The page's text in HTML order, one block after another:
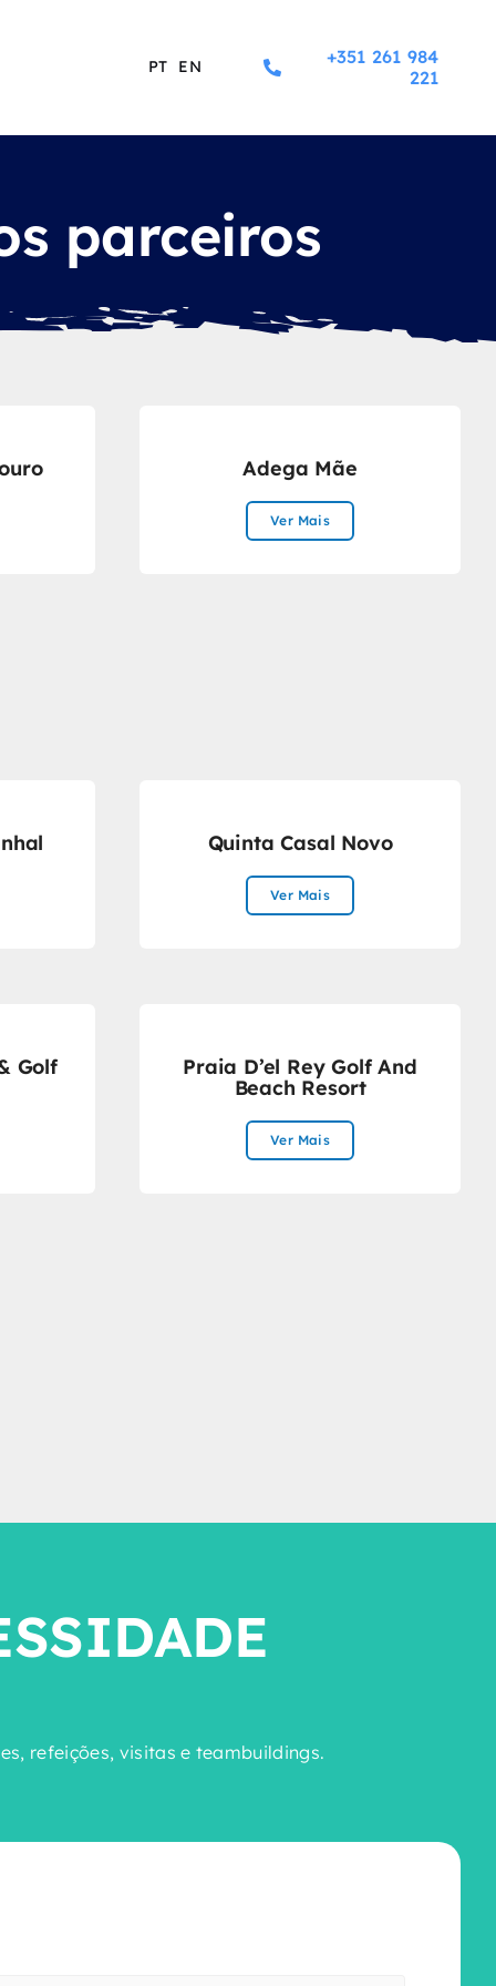
PT EN
+351 261 984
221
parceiros
Adega Mãe
Ver Mais
Quinta Casal Novo
Ver Mais
Golf
Praia D’el Rey Golf And
Beach Resort
Ver Mais
refeições, visitas e teambuildings.